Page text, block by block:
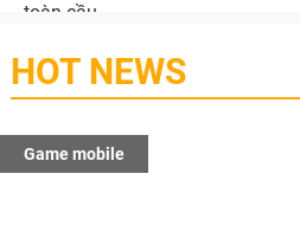
toàn cầu.
HOT NEWS
Game mobile